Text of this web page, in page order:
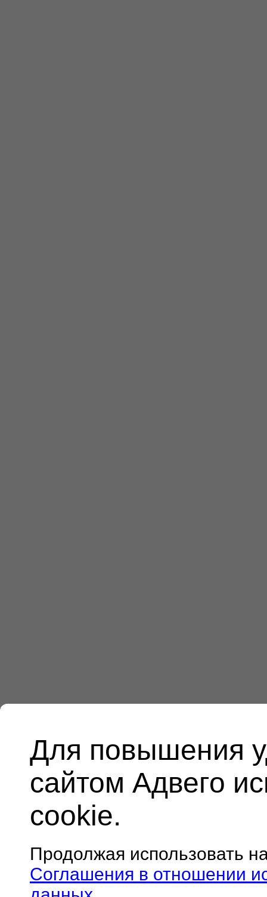
Для повышения
сайтом Адвего
cookie.
Продолжая использовать
Соглашения в отношении